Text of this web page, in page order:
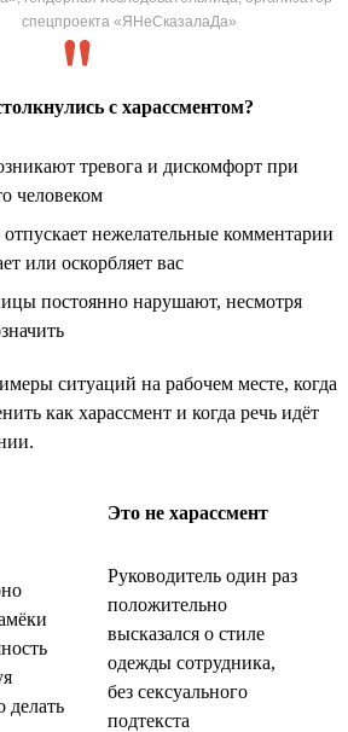
спецпроекта «ЯНеСказалаДа»
с харассментом?
тревога и дискомфорт при
человеком
нежелательные комментарии
или оскорбляет вас
постоянно нарушают, несмотря
ситуаций на рабочем месте, когда
как харассмент и когда речь идёт
Это не харассмент
делать
Руководитель один раз
положительно
высказался о стиле
одежды сотрудника,
без сексуального
подтекста